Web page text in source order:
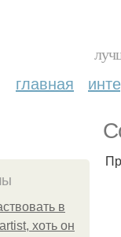
главная
в
хоть он